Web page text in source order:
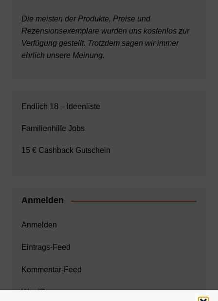
Die meisten der Produkte, Preise und
Rezensionsexemplare wurden uns kostenlos zur
Verfügung gestellt. Trotzdem sagen wir immer
ehrlich unsere Meinung.
Endlich 18 – Ideenliste
Familienhilfe Jobs
15 € Cashback Gutschein
Anmelden
Anmelden
Eintrags-Feed
Kommentar-Feed
WordPress.org